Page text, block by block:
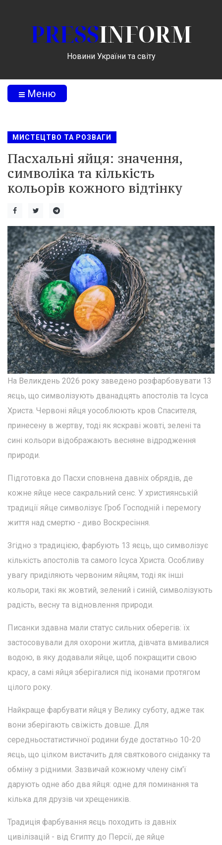
PRESSINFORM
Новини України та світу
Меню
МИСТЕЦТВО ТА РОЗВАГИ
Пасхальні яйця: значення,
символіка та кількість
кольорів кожного відтінку
На Великдень 2026 року заведено розфарбовувати 13
яєць, що символізують дванадцять апостолів та Ісуса
Христа. Червоні яйця уособлюють кров Спасителя,
принесену в жертву, тоді як яскраві жовті, зелені та
сині кольори відображають весняне відродження
природи.
Підготовка до Пасхи сповнена давніх обрядів, де
кожне яйце несе сакральний сенс. У християнській
традиції яйце символізує Гроб Господній і перемогу
життя над смертю - диво Воскресіння.
Згідно з традицією, фарбують 13 яєць, що символізує
кількість апостолів та самого Ісуса Христа. Особливу
увагу приділяють червоним яйцям, тоді як інші
кольори, такі як жовтий, зелений і синій, символізують
радість, весну та відновлення природи.
Писанки здавна мали статус сильних оберегів: їх
застосовували для охорони житла, дівчата вмивалися
водою, в яку додавали яйце, щоб покращити свою
красу, а самі яйця зберігалися під іконами протягом
цілого року.
Найкраще фарбувати яйця у Велику суботу, адже так
вони зберігають свіжість довше. Для
середньостатистичної родини буде достатньо 10-20
яєць, що цілком вистачить для святкового сніданку та
обміну з рідними. Зазвичай кожному члену сім'ї
дарують одне або два яйця: одне для поминання та
кілька для друзів чи хрещеників.
Традиція фарбування яєць походить із давніх
цивілізацій - від Єгипту до Персії, де яйце